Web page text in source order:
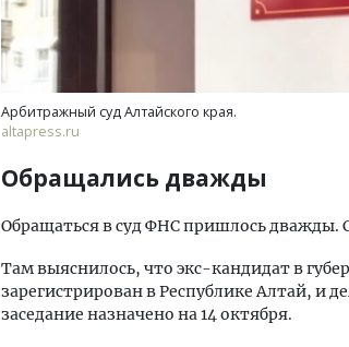
Арбитражный суд Алтайского края.
altapress.ru
Обращались дважды
Обращаться в суд ФНС пришлось дважды.
Там выяснилось, что экс-кандидат в
зарегистрирован в Республике Алтай, и
заседание назначено на 14 октября.